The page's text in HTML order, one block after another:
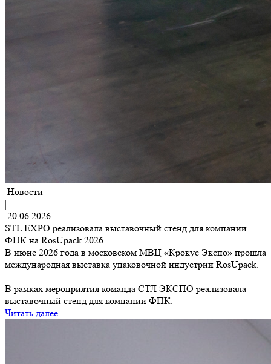
Новости
|
20.06.2026
STL EXPO реализовала выставочный стенд для компании
ФПК на RosUpack 2026
В июне 2026 года в московском МВЦ «Крокус Экспо» прошла
международная выставка упаковочной индустрии RosUpack.
В рамках мероприятия команда СТЛ ЭКСПО реализовала
выставочный стенд для компании ФПК.
Читать далее